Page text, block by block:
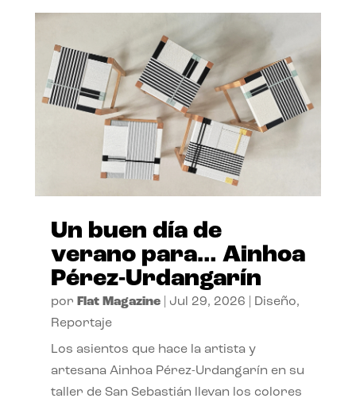
Un buen día de
verano para… Ainhoa
Pérez-Urdangarín
por Flat Magazine| Jul 29, 2026 Diseño,
Reportaje
Los asientos que hace la artista y
artesana Ainhoa Pérez-Urdangarín en su
taller de San Sebastián llevan los colores